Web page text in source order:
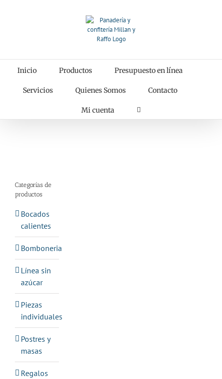
Inicio Productos Presupuesto en línea
Servicios Quienes Somos Contacto
Mi cuenta
Categorías de
productos
Bocados
calientes
Bomboneria
Línea sin
azúcar
Piezas
individuales
Postres y
masas
Regalos